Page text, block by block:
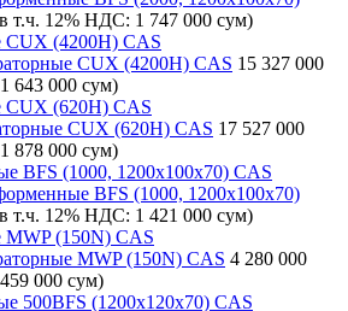
т.ч. 12% НДС: 1 747 000 сум)
CUX (4200H) CAS 15 327 000
643 000 сум)
CUX (620H) CAS 17 527 000
878 000 сум)
BFS (1000, 1200x100x70)
т.ч. 12% НДС: 1 421 000 сум)
MWP (150N) CAS 4 280 000
000 сум)